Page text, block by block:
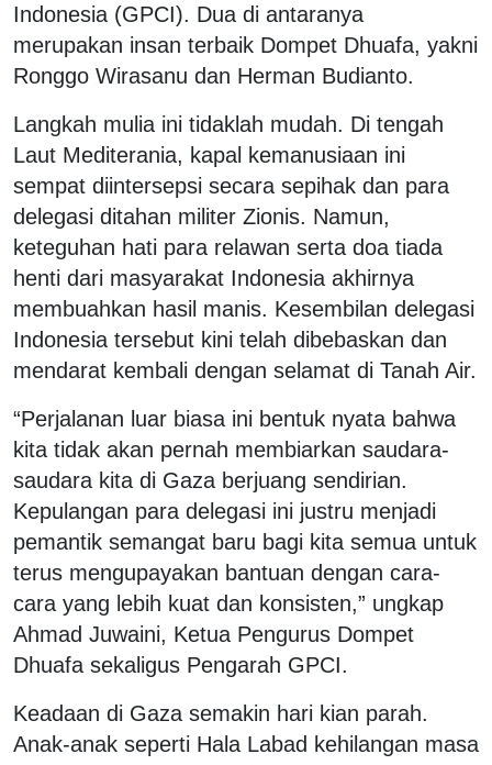
Indonesia (GPCI). Dua di antaranya
merupakan insan terbaik Dompet Dhuafa, yakni
Ronggo Wirasanu dan Herman Budianto.
Langkah mulia ini tidaklah mudah. Di tengah
Laut Mediterania, kapal kemanusiaan ini
sempat diintersepsi secara sepihak dan para
delegasi ditahan militer Zionis. Namun,
keteguhan hati para relawan serta doa tiada
henti dari masyarakat Indonesia akhirnya
membuahkan hasil manis. Kesembilan delegasi
Indonesia tersebut kini telah dibebaskan dan
mendarat kembali dengan selamat di Tanah Air.
“Perjalanan luar biasa ini bentuk nyata bahwa
kita tidak akan pernah membiarkan saudara-
saudara kita di Gaza berjuang sendirian.
Kepulangan para delegasi ini justru menjadi
pemantik semangat baru bagi kita semua untuk
terus mengupayakan bantuan dengan cara-
cara yang lebih kuat dan konsisten,” ungkap
Ahmad Juwaini, Ketua Pengurus Dompet
Dhuafa sekaligus Pengarah GPCI.
Keadaan di Gaza semakin hari kian parah.
Anak-anak seperti Hala Labad kehilangan masa